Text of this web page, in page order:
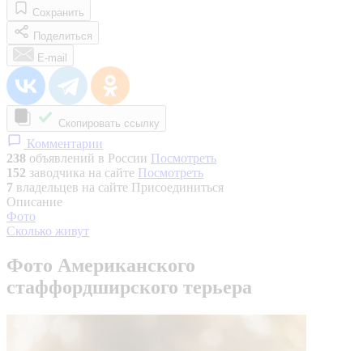
Сохранить
Поделиться
E-mail
Скопировать ссылку
Комментарии
238 объявлений в России Посмотреть
152 заводчика на сайте Посмотреть
7 владельцев на сайте Присоединиться
Описание
Фото
Сколько живут
Фото Американского
стаффордширского терьера